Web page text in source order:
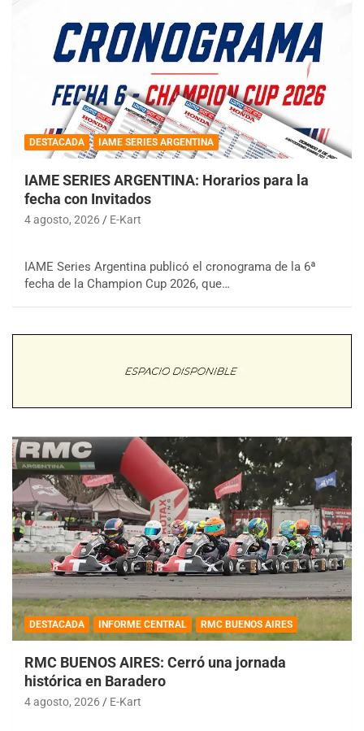
DESTACADA IAME SERIES ARGENTINA
IAME SERIES ARGENTINA: Horarios para la
fecha con Invitados
4 agosto, 2026 E-Kart
IAME Series Argentina publicó el cronograma de la 6ª
fecha de la Champion Cup 2026, que…
DESTACADA INFORME CENTRAL RMC BUENOS AIRES
RMC BUENOS AIRES: Cerró una jornada
histórica en Baradero
4 agosto, 2026 E-Kart